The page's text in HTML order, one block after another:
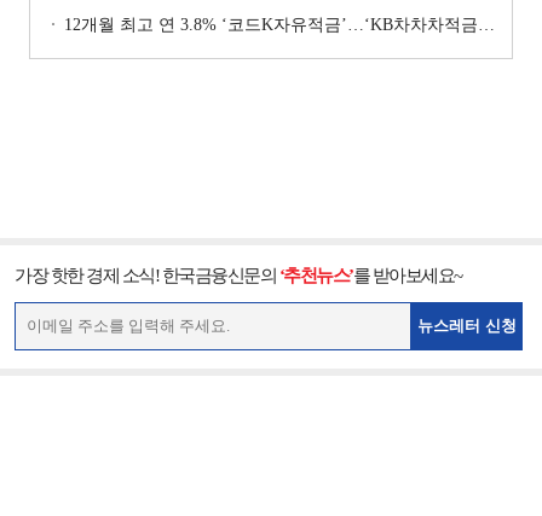
12개월 최고 연 3.8% ‘코드K자유적금’…‘KB차차차적금’ 8% 이자 [이주의 은행 적금금리-1월 2주]
가장 핫한 경제 소식! 한국금융신문의 ‘추천뉴스’를 받아보세요~
뉴스레터 신청